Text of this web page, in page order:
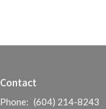
Contact
Phone: (604) 214-8243